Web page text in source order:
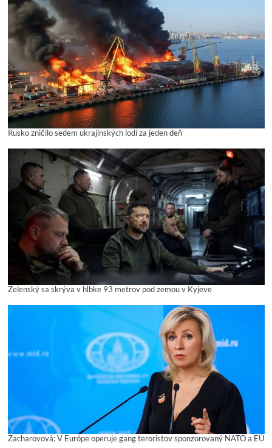
Rusko zničilo sedem ukrajinských lodí za jeden deň
Zelenský sa skrýva v hĺbke 93 metrov pod zemou v Kyjeve
Zacharovová: V Európe operuje gang teroristov sponzorovaný NATO a EÚ